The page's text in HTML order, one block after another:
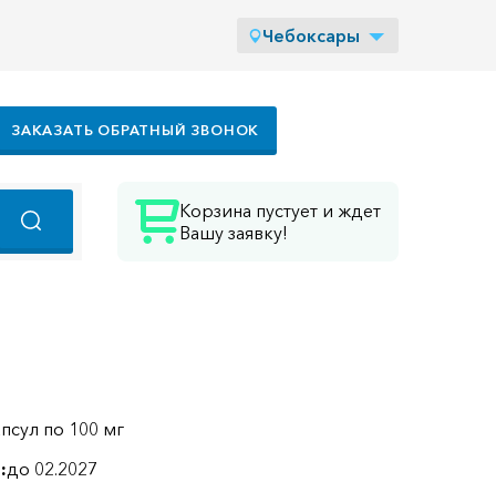
Чебоксары
Корзина пустует и ждет
Вашу заявку!
ЗАКАЗАТЬ ОБРАТНЫЙ ЗВОНОК
по 100 мг
до 02.2027